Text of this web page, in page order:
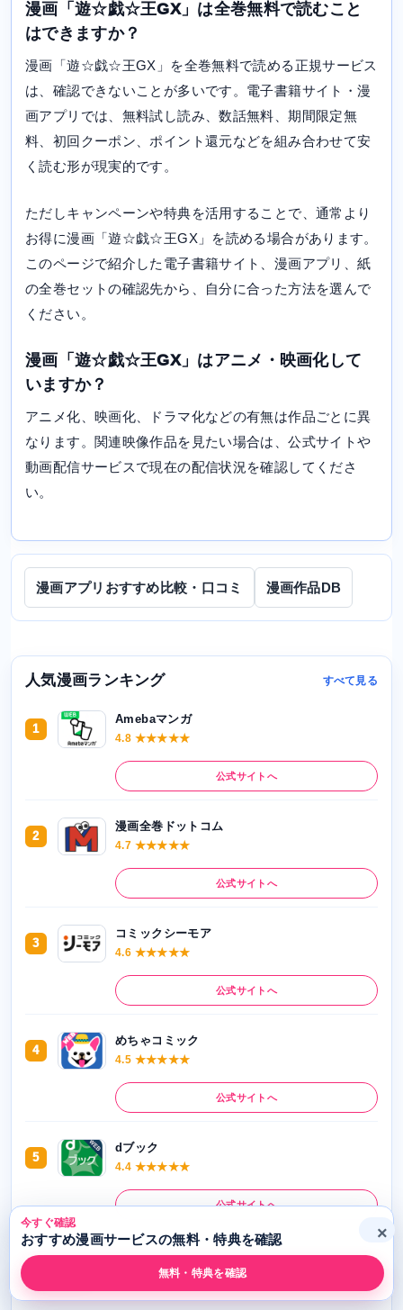
漫画「遊☆戯☆王GX」は全巻無料で読むこと
はできますか？
漫画「遊☆戯☆王GX」を全巻無料で読める正規サービス
は、確認できないことが多いです。電子書籍サイト・漫
画アプリでは、無料試し読み、数話無料、期間限定無
料、初回クーポン、ポイント還元などを組み合わせて安
く読む形が現実的です。
ただしキャンペーンや特典を活用することで、通常より
お得に漫画「遊☆戯☆王GX」を読める場合があります。
このページで紹介した電子書籍サイト、漫画アプリ、紙
の全巻セットの確認先から、自分に合った方法を選んで
ください。
漫画「遊☆戯☆王GX」はアニメ・映画化して
いますか？
アニメ化、映画化、ドラマ化などの有無は作品ごとに異
なります。関連映像作品を見たい場合は、公式サイトや
動画配信サービスで現在の配信状況を確認してくださ
い。
漫画アプリおすすめ比較・口コミ 漫画作品DB
人気漫画ランキング すべて見る
1
Amebaマンガ
4.8 ★★★★★
公式サイトへ
2
漫画全巻ドットコム
4.7 ★★★★★
公式サイトへ
3
コミックシーモア
4.6 ★★★★★
公式サイトへ
4
めちゃコミック
4.5 ★★★★★
公式サイトへ
5
dブック
4.4 ★★★★★
公式サイトへ
人気記事ランキング すべて見る
今すぐ確認
おすすめ漫画サービスの無料・特典を確認
無料・特典を確認
×